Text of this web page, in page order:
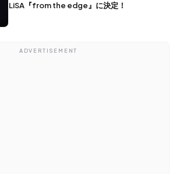
LiSA『from the edge』に決定！
ADVERTISEMENT